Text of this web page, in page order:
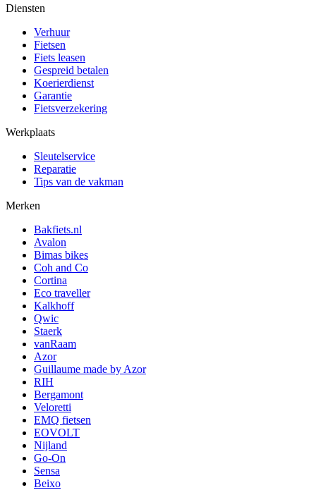
Diensten
Verhuur
Fietsen
Fiets leasen
Gespreid betalen
Koerierdienst
Garantie
Fietsverzekering
Werkplaats
Sleutelservice
Reparatie
Tips van de vakman
Merken
Bakfiets.nl
Avalon
Bimas bikes
Coh and Co
Cortina
Eco traveller
Kalkhoff
Qwic
Staerk
vanRaam
Azor
Guillaume made by Azor
RIH
Bergamont
Veloretti
EMQ fietsen
EOVOLT
Nijland
Go-On
Sensa
Beixo